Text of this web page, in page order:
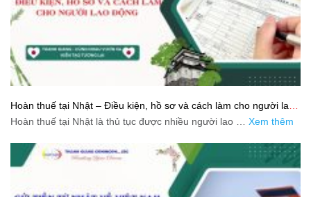
Hoàn thuế tại Nhật – Điều kiện, hồ sơ và cách làm cho người lao
động
Hoàn thuế tại Nhật là thủ tục được nhiều người lao … Xem thêm